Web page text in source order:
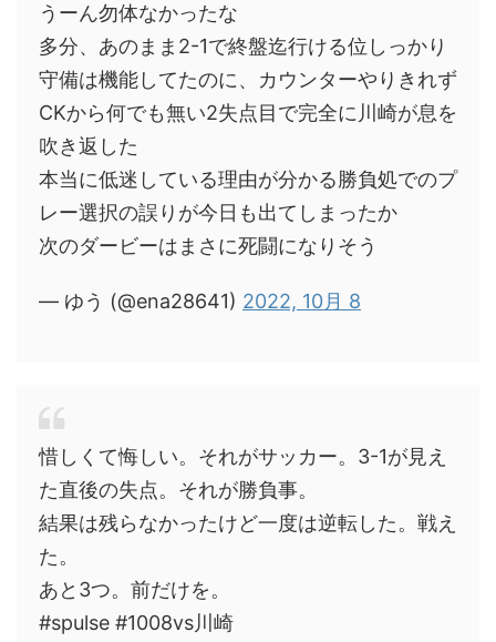
うーん勿体なかったな
多分、あのまま2-1で終盤迄行ける位しっかり
守備は機能してたのに、カウンターやりきれず
CKから何でも無い2失点目で完全に川崎が息を
吹き返した
本当に低迷している理由が分かる勝負処でのプ
レー選択の誤りが今日も出てしまったか
次のダービーはまさに死闘になりそう
— ゆう (@ena28641) 2022, 10月 8
惜しくて悔しい。それがサッカー。3-1が見え
た直後の失点。それが勝負事。
結果は残らなかったけど一度は逆転した。戦え
た。
あと3つ。前だけを。
#spulse #1008vs川崎